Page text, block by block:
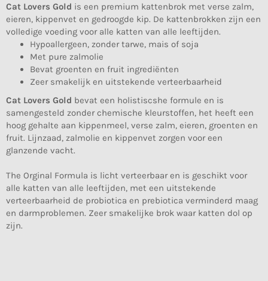
Cat Lovers Gold is een premium kattenbrok met verse zalm,
eieren, kippenvet en gedroogde kip. De kattenbrokken zijn een
volledige voeding voor alle katten van alle leeftijden.
Hypoallergeen, zonder tarwe, mais of soja
Met pure zalmolie
Bevat groenten en fruit ingrediënten
Zeer smakelijk en uitstekende verteerbaarheid
Cat Lovers Gold bevat een holistiscshe formule en is
samengesteld zonder chemische kleurstoffen, het heeft een
hoog gehalte aan kippenmeel, verse zalm, eieren, groenten en
fruit. Lijnzaad, zalmolie en kippenvet zorgen voor een
glanzende vacht.
The Orginal Formula is licht verteerbaar en is geschikt voor
alle katten van alle leeftijden, met een uitstekende
verteerbaarheid de probiotica en prebiotica verminderd maag
en darmproblemen. Zeer smakelijke brok waar katten dol op
zijn.